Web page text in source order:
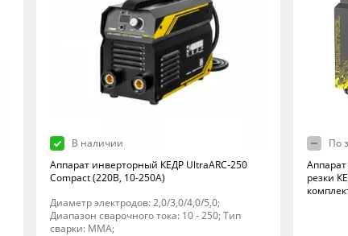
В наличии
Аппарат инверторный КЕДР UltraARC-250
Compact (220В, 10-250А)
Диаметр электродов: 2,0/3,0/4,0/5,0;
Диапазон сварочного тока: 10 - 250; Тип
сварки: MMA;
По
резки